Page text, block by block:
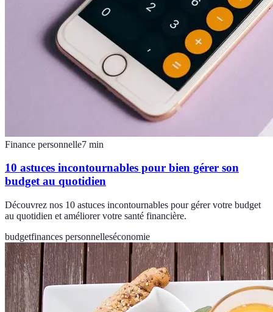
Finance personnelle7 min
10 astuces incontournables pour bien gérer son
budget au quotidien
Découvrez nos 10 astuces incontournables pour gérer votre budget
au quotidien et améliorer votre santé financière.
budgetfinances personnelleséconomie